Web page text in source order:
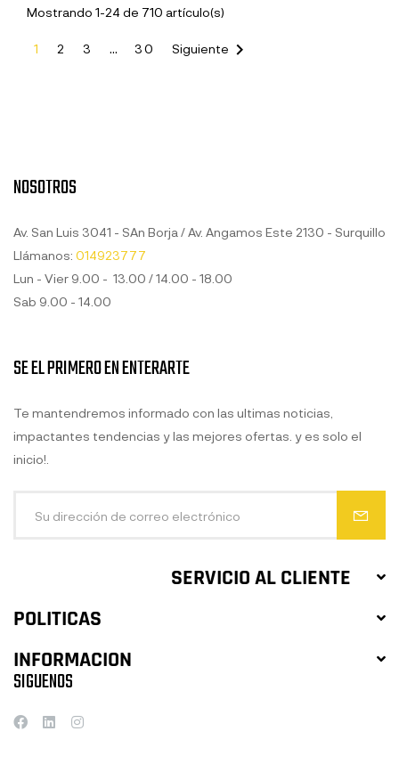
Mostrando 1-24 de 710 artículo(s)
1 2 3 … 30 Siguiente 
NOSOTROS
Av. San Luis 3041 - SAn Borja / Av. Angamos Este 2130 - Surquillo
Llámanos: 014923777
Lun - Vier 9.00 - 13.00 / 14.00 - 18.00
Sab 9.00 - 14.00
SERVICIO AL CLIENTE
POLITICAS
INFORMACION
SE EL PRIMERO EN ENTERARTE
Te mantendremos informado con las ultimas noticias,
impactantes tendencias y las mejores ofertas. y es solo el
inicio!.
SIGUENOS